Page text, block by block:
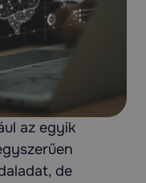
az egyik
de